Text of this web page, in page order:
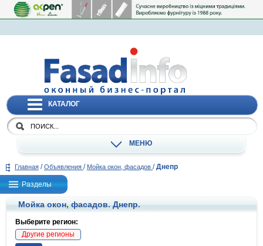
КАТАЛОГ
МЕНЮ
Главная / Объявления / Мойка окон, фасадов / Днепр
Разделы
Мойка окон, фасадов. Днепр.
Выберите регион:
Другие регионы